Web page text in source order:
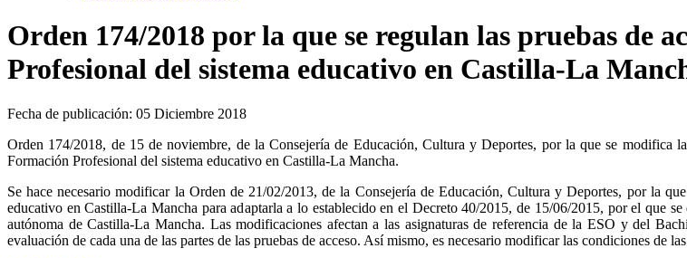
Orden 174/2018 por la que se regulan las pruebas de
Profesional del sistema educativo en Castilla-La
Fecha de publicación: 05 Diciembre 2018
Orden 174/2018, de 15 de noviembre, de la Consejería de Educación, Cultura y Deportes, por la que se modifica
Formación Profesional del sistema educativo en Castilla-La Mancha.
Se hace necesario modificar la Orden de 21/02/2013, de la Consejería de Educación, Cultura y Deportes, por la
educativo en Castilla-La Mancha para adaptarla a lo establecido en el Decreto 40/2015, de 15/06/2015, por el que
autónoma de Castilla-La Mancha. Las modificaciones afectan a las asignaturas de referencia de la ESO y del
evaluación de cada una de las partes de las pruebas de acceso. Así mismo, es necesario modificar las condiciones de